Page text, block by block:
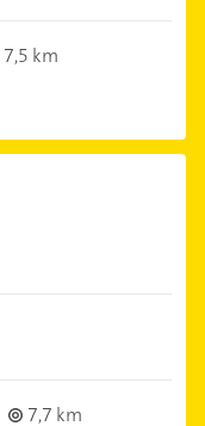
7,5 km
7,7 km